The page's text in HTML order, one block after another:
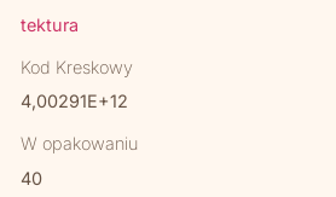
tektura
Kod Kreskowy
4,00291E+12
W opakowaniu
40